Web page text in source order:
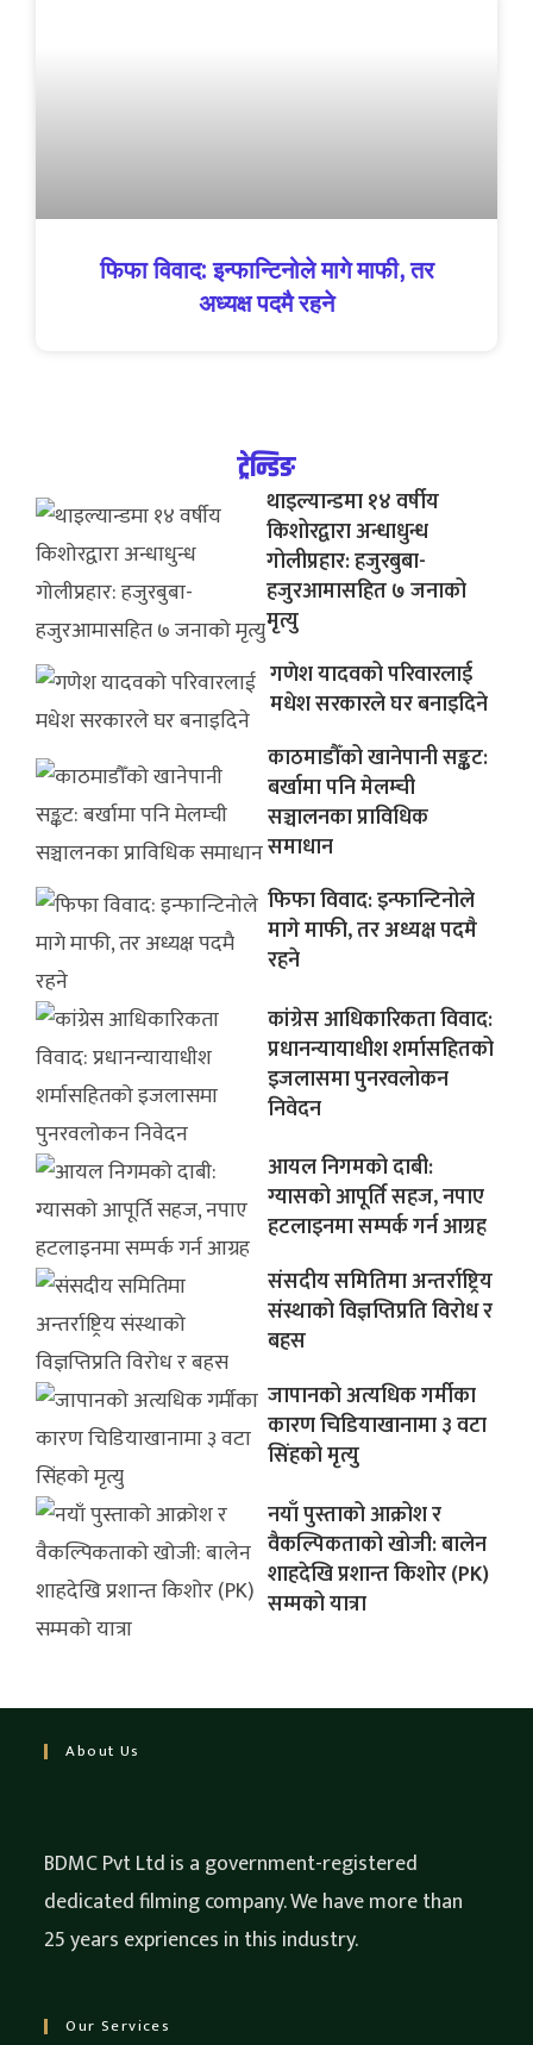
फिफा विवाद: इन्फान्टिनोले मागे माफी, तर
अध्यक्ष पदमै रहने
ट्रेन्डिङ
थाइल्यान्डमा १४ वर्षीय
किशोरद्वारा अन्धाधुन्ध
गोलीप्रहार: हजुरबुबा-
हजुरआमासहित ७ जनाको
मृत्यु
गणेश यादवको परिवारलाई
मधेश सरकारले घर बनाइदिने
काठमाडौँको खानेपानी सङ्कट:
बर्खामा पनि मेलम्ची
सञ्चालनका प्राविधिक
समाधान
फिफा विवाद: इन्फान्टिनोले
मागे माफी, तर अध्यक्ष पदमै
रहने
कांग्रेस आधिकारिकता विवाद:
प्रधानन्यायाधीश शर्मासहितको
इजलासमा पुनरवलोकन
निवेदन
आयल निगमको दाबी:
ग्यासको आपूर्ति सहज, नपाए
हटलाइनमा सम्पर्क गर्न आग्रह
संसदीय समितिमा अन्तर्राष्ट्रिय
संस्थाको विज्ञप्तिप्रति विरोध र
बहस
जापानको अत्यधिक गर्मीका
कारण चिडियाखानामा ३ वटा
सिंहको मृत्यु
नयाँ पुस्ताको आक्रोश र
वैकल्पिकताको खोजी: बालेन
शाहदेखि प्रशान्त किशोर (PK)
सम्मको यात्रा
About Us
BDMC Pvt Ltd is a government-registered
dedicated filming company. We have more than
25 years expriences in this industry.
Our Services